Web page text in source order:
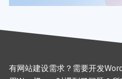
有网站建设需求？需要开发